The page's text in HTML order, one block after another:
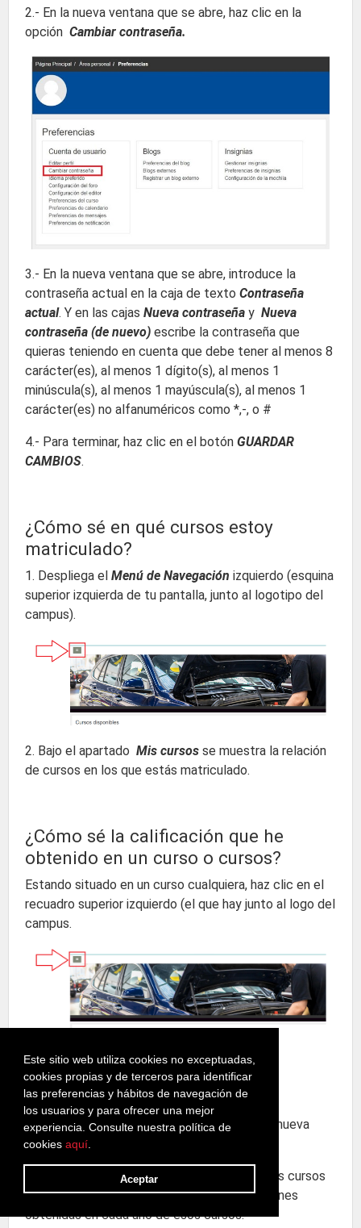
Este sitio web utiliza cookies no exceptuadas,
cookies propias y de terceros para identificar
las preferencias y hábitos de navegación de
los usuarios y para ofrecer una mejor
experiencia. Consulte nuestra política de
cookies aquí.
Aceptar
2.- En la nueva ventana que se abre, haz clic en la
opción Cambiar contraseña.
3.- En la nueva ventana que se abre, introduce la
contraseña actual en la caja de texto Contraseña
actual. Y en las cajas Nueva contraseña y Nueva
contraseña (de nuevo) escribe la contraseña que
quieras teniendo en cuenta que debe tener al menos 8
carácter(es), al menos 1 dígito(s), al menos 1
minúscula(s), al menos 1 mayúscula(s), al menos 1
carácter(es) no alfanuméricos como *,-, o #
4.- Para terminar, haz clic en el botón GUARDAR
CAMBIOS.
¿Cómo sé en qué cursos estoy
matriculado?
1. Despliega el Menú de Navegación izquierdo (esquina
superior izquierda de tu pantalla, junto al logotipo del
campus).
2. Bajo el apartado Mis cursos se muestra la relación
de cursos en los que estás matriculado.
¿Cómo sé la calificación que he
obtenido en un curso o cursos?
Estando situado en un curso cualquiera, haz clic en el
recuadro superior izquierdo (el que hay junto al logo del
campus.
Se desplegará elMenú de Navegación.
Haz clic en el apartadoCalificaciones.
Haz clic en la pestañaInforme general
de la nueva
ventana que se abre.
Al instante se muestra una lista con todos los cursos
en los que estás matriculado y las calificaciones
obtenidas en cada uno de esos cursos.